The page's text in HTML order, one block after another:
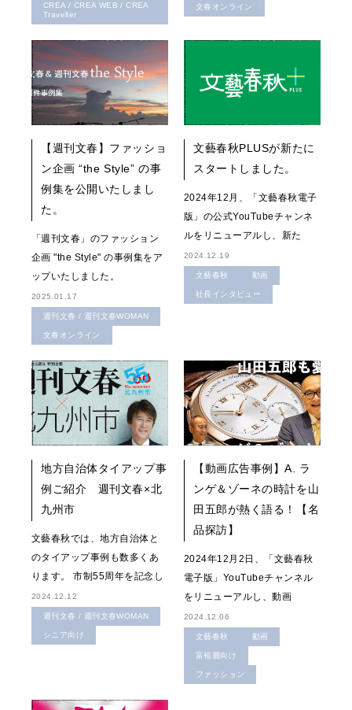
CREA / CREA WEB / CREA
Traveller
文春オンライン
【週刊文春】ファッショ
ン企画 “the Style” の事
例集を公開いたしまし
た。
「週刊文春」のファッション
企画 "the Style" の事例集をア
ップいたしました。
2025.01.17
週刊文春 / 週刊文春WOMAN
文春オンライン
文藝春秋PLUSが新たに
スタートしました。
2024年12月、「文藝春秋電子
版」の公式YouTubeチャンネ
ルをリニューアルし、新た
2024.12.19
文藝春秋 動画
社長インタビュー
地方自治体タイアップ事
例ご紹介 週刊文春×北
九州市
文藝春秋では、地方自治体と
のタイアップ事例も数多くあ
ります。 市制55周年を記念し
2024.12.12
週刊文春 / 週刊文春WOMAN
シニア向け
【動画広告事例】A. ラ
ンゲ＆ゾーネの時計を山
田五郎が熱く語る！【名
品探訪】
2024年12月2日、「文藝春秋
電子版」YouTubeチャンネル
をリニューアルし、動画
2024.12.06
文藝春秋 動画
富裕層向け
ファッション